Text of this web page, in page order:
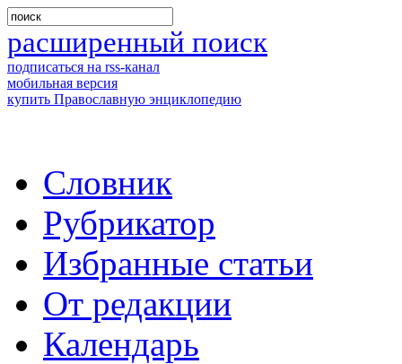
расширенный поиск
подписаться на rss-канал
мобильная версия
купить Православную энциклопедию
Словник
Рубрикатор
Избранные статьи
От редакции
Календарь